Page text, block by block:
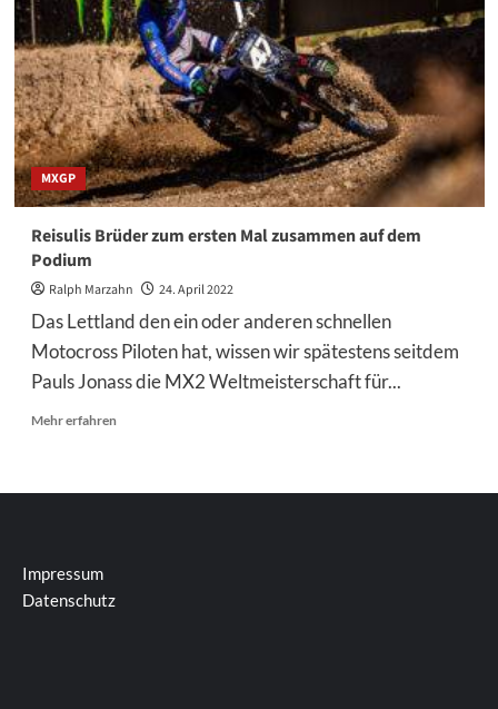
Europameister
2025
MXGP
Reisulis Brüder zum ersten Mal zusammen auf dem
Podium
Ralph Marzahn 24. April 2022
Das Lettland den ein oder anderen schnellen
Motocross Piloten hat, wissen wir spätestens seitdem
Pauls Jonass die MX2 Weltmeisterschaft für...
Mehr erfahrenMehr
auf
Impressum
Datenschutz